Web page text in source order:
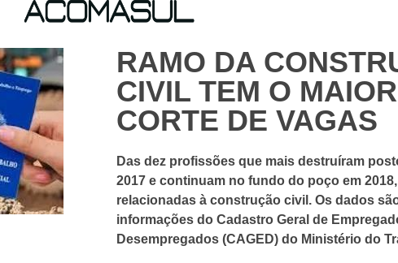
RAMO DA
CIVIL TEM O MAIOR
CORTE DE VAGAS
Das dez profissões que mais destruíram
2017 e continuam no fundo do poço em
relacionadas à construção civil. Os dados
informações do Cadastro Geral de
Desempregados (CAGED) do Ministério do